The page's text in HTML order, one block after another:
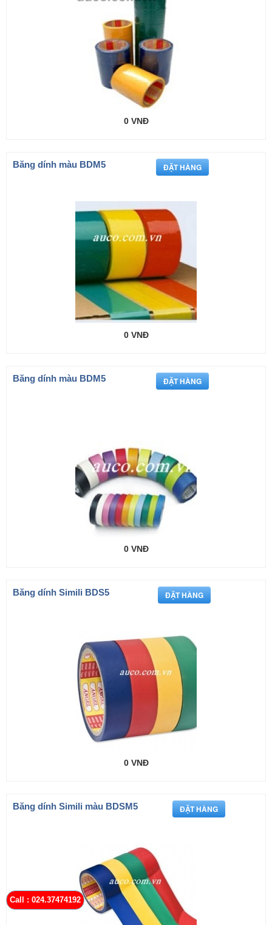
0 VNĐ
Băng dính màu BDM5
0 VNĐ
Băng dính màu BDM5
0 VNĐ
Băng dính Simili BDS5
0 VNĐ
Băng dính Simili màu BDSM5
Call : 024.37474192